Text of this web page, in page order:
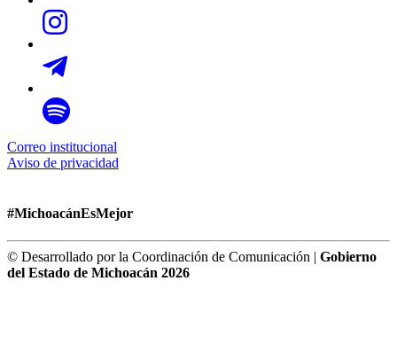
Correo institucional
Aviso de privacidad
#MichoacánEsMejor
© Desarrollado por la Coordinación de Comunicación | Gobierno
del Estado de Michoacán 2026